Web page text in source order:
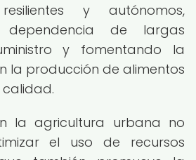
y autónomos,
de largas
y fomentando la
la producción de alimentos
la agricultura urbana no
el uso de recursos